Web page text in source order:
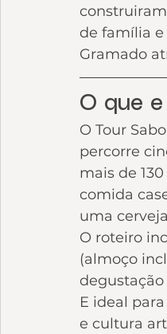
de família e
Gramado
O que
O Tour
percorre
mais de
comida
uma
O roteiro
(almoço
E ideal
e cultura